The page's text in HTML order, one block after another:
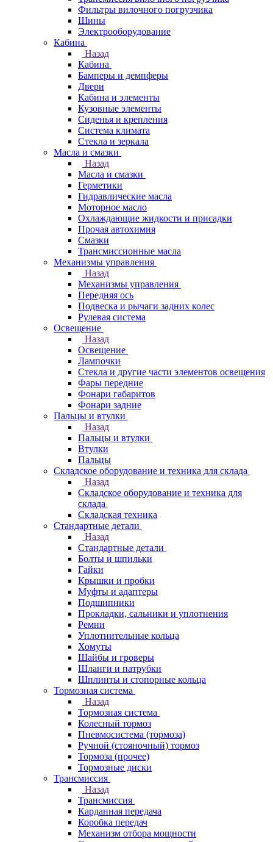
Фильтры вилочного погрузчика
Шины
Электрооборудование
Кабина
Назад
Кабина
Бамперы и демпферы
Двери
Кабина и элементы
Кузовные элементы
Сиденья и крепления
Система климата
Стекла и зеркала
Масла и смазки
Назад
Масла и смазки
Герметики
Гидравлические масла
Моторное масло
Охлаждающие жидкости и присадки
Прочая автохимия
Смазки
Трансмиссионные масла
Механизмы управления
Назад
Механизмы управления
Передняя ось
Подвеска и рычаги задних колес
Рулевая система
Освещение
Назад
Освещение
Лампочки
Стекла и другие части элементов освещения
Фары передние
Фонари габаритов
Фонари задние
Пальцы и втулки
Назад
Пальцы и втулки
Втулки
Пальцы
Складское оборудование и техника для склада
Назад
Складское оборудование и техника для
склада
Складская техника
Стандартные детали
Назад
Стандартные детали
Болты и шпильки
Гайки
Крышки и пробки
Муфты и адаптеры
Подшипники
Прокладки, сальники и уплотнения
Ремни
Уплотнительные кольца
Хомуты
Шайбы и гроверы
Шланги и патрубки
Шплинты и стопорные кольца
Тормозная система
Назад
Тормозная система
Колесный тормоз
Пневмосиcтема (тормоза)
Ручной (стояночный) тормоз
Тормоза (прочее)
Тормозные диски
Трансмиссия
Назад
Трансмиссия
Карданная передача
Коробка передач
Механизм отбора мощности